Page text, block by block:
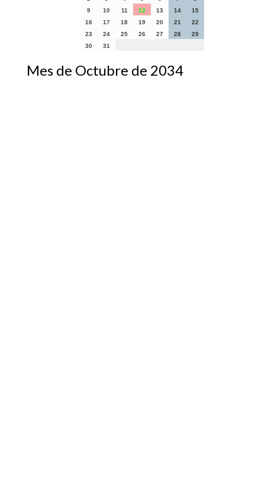
9
10 11 12 13 14
15
16
17 18 19 20 21
22
23
24 25 26 27 28
29
30
31
Mes de Octubre de 2034